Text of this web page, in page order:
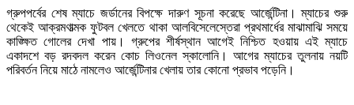
গ্রুপপর্বের শেষ ম্যাচে জর্ডানের বিপক্ষে দারুণ সূচনা করেছে আর্জেন্টিনা। ম্যাচের শুরু
থেকেই আক্রমণাত্মক ফুটবল খেলতে থাকা আলবিসেলেস্তেরা প্রথমার্ধের মাঝামাঝি সময়ে
কাঙ্ক্ষিত গোলের দেখা পায়। গ্রুপের শীর্ষস্থান আগেই নিশ্চিত হওয়ায় এই ম্যাচে
একাদশে বড় রদবদল করেন কোচ লিওনেল স্কালোনি। আগের ম্যাচের তুলনায় নয়টি
পরিবর্তন নিয়ে মাঠে নামলেও আর্জেন্টিনার খেলায় তার কোনো প্রভাব পড়েনি।